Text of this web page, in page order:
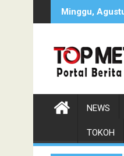
Minggu,
NEWS
TOKOH